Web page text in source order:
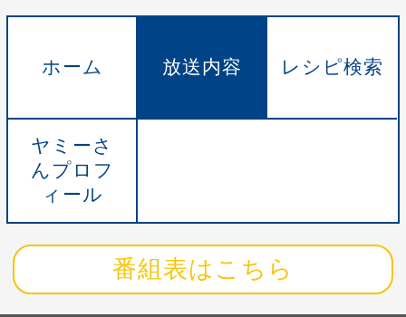
ホーム 放送内容 レシピ検索
ヤミーさ
んプロフ
ィール
番組表はこちら